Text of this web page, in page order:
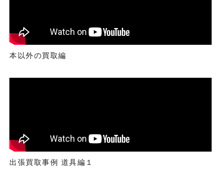
本以外の買取編
出張買取事例 道具編１